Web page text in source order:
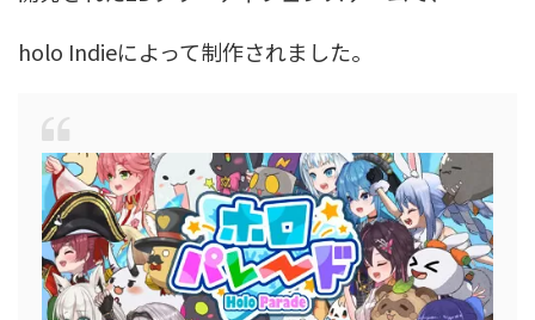
holo Indieによって制作されました。